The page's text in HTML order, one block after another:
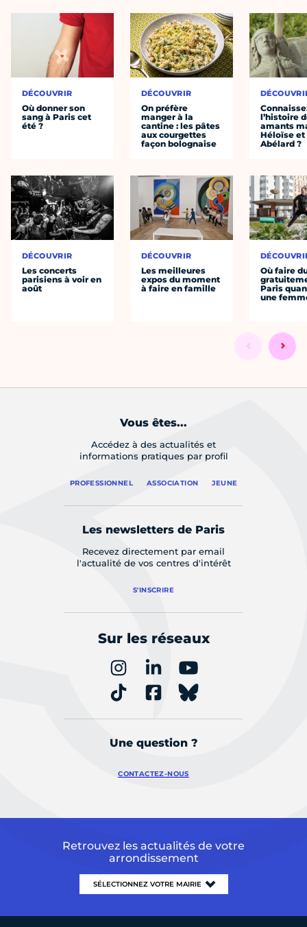
DÉCOUVRIR
Où donner son
sang à Paris cet
été ?
DÉCOUVRIR
Les concerts
parisiens à voir en
août
DÉCOUVRIR
On préfère
manger à la
cantine : les pâtes
aux courgettes
façon bolognaise
DÉCOUVRIR
Les meilleures
expos du moment
à faire en famille
l’histoire
amants
Héloïse et
Abélard ?
Où faire
Paris
une
Vous êtes...
Accédez à des actualités et
informations pratiques par profil
PROFESSIONNEL ASSOCIATION JEUNE
Les newsletters de Paris
Recevez directement par email
l'actualité de vos centres d'intérêt
S'INSCRIRE
Sur les réseaux
Une question ?
CONTACTEZ-NOUS
Retrouvez les actualités de votre
arrondissement